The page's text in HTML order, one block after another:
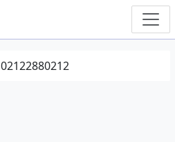
02122880212